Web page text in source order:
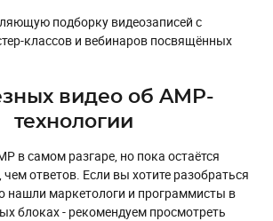
первые пользователи AMP (EN)
по созданию интерактивных AMP-
подборку видеозаписей с
классов и вебинаров посвящённых
видео об AMP-
технологии
в самом разгаре, но пока остаётся
ответов. Если вы хотите разобраться
нашли маркетологи и программисты в
блоках - рекомендуем просмотреть